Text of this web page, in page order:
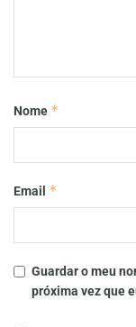
Nome *
Email *
Guardar o meu
próxima vez que